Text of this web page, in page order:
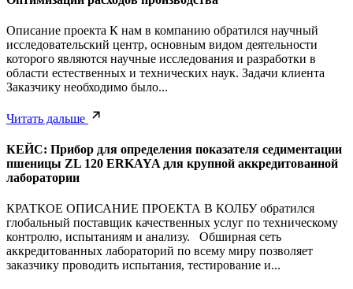
Описание проекта К нам в компанию обратился научный
исследовательский центр, основным видом деятельности
которого являются научные исследования и разработки в
области естественных и технических наук. Задачи клиента
Заказчику необходимо было...
Читать дальше
КЕЙС: Прибор для определения показателя седиментации
пшеницы ZL 120 ERKAYA для крупной аккредитованной
лаборатории
КРАТКОЕ ОПИСАНИЕ ПРОЕКТА В КОЛБУ обратился
глобальный поставщик качественных услуг по техническому
контролю, испытаниям и анализу. Обширная сеть
аккредитованных лабораторий по всему миру позволяет
заказчику проводить испытания, тестирование и...